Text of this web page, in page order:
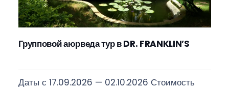
Групповой аюрведа тур в DR. FRANKLIN’S
Даты с 17.09.2026 — 02.10.2026 Стоимость